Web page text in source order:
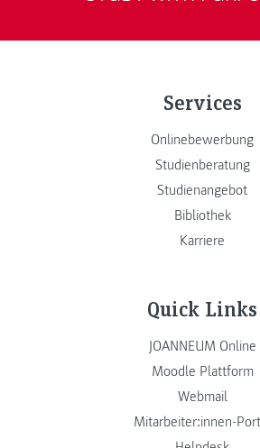
Services
Onlinebewerbung
Studienberatung
Studienangebot
Bibliothek
Karriere
Quick Links
JOANNEUM Online
Moodle Plattform
Webmail
Mitarbeiter:innen-